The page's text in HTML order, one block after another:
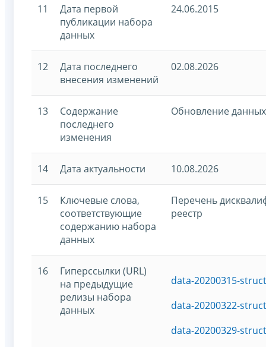
11
Дата первой
публикации набора
данных
24.06.2015
12
Дата последнего
внесения изменений
02.08.2026
13
Содержание
последнего
изменения
Обновление данных
14 Дата актуальности 10.08.2026
15
Ключевые слова,
соответствующие
содержанию набора
данных
Перечень
реестр
16
Гиперссылки (URL)
на предыдущие
релизы набора
данных
data-20200315-
data-20200322-
data-20200329-